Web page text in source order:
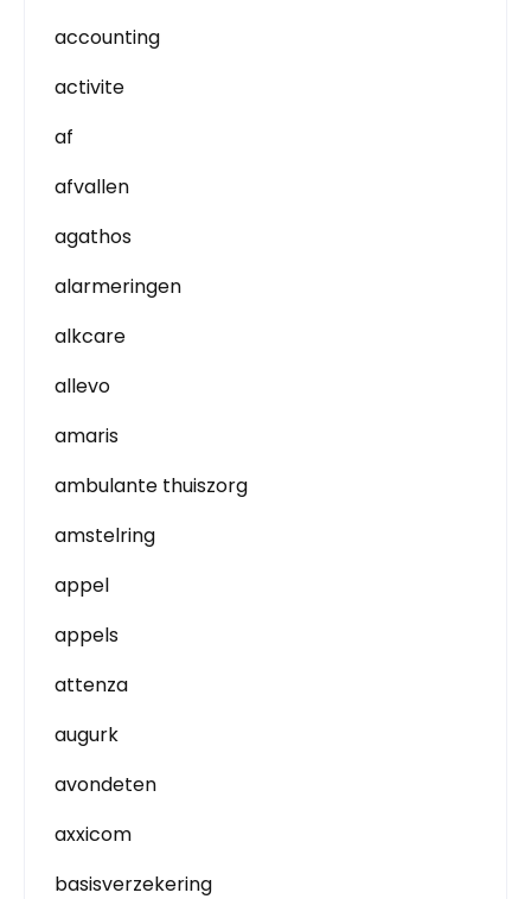
accounting
activite
af
afvallen
agathos
alarmeringen
alkcare
allevo
amaris
ambulante thuiszorg
amstelring
appel
appels
attenza
augurk
avondeten
axxicom
basisverzekering